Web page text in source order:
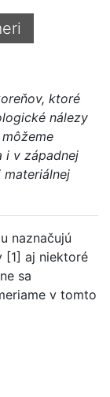
ktoré
nálezy
i v západnej
naznačujú
[1] aj niektoré
sa
v tomto